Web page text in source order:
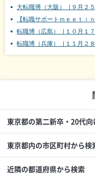
大転職博（大阪）［９月２
【転職サポートｍｅｅｔｉ
転職博（広島）［１０月１７
転職博（兵庫）［１１月２８
東京都の第二新卒・20代
東京都内の市区町村から検
近隣の都道府県から検索